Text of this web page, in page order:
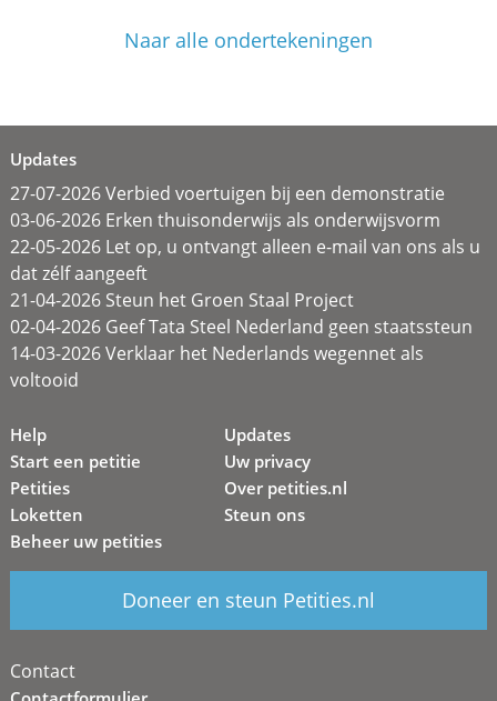
Naar alle ondertekeningen
Updates
27-07-2026 Verbied voertuigen bij een demonstratie
03-06-2026 Erken thuisonderwijs als onderwijsvorm
22-05-2026 Let op, u ontvangt alleen e-mail van ons als u
dat zélf aangeeft
21-04-2026 Steun het Groen Staal Project
02-04-2026 Geef Tata Steel Nederland geen staatssteun
14-03-2026 Verklaar het Nederlands wegennet als
voltooid
Help
Start een petitie
Petities
Loketten
Beheer uw petities
Updates
Uw privacy
Over petities.nl
Steun ons
Doneer en steun Petities.nl
Contact